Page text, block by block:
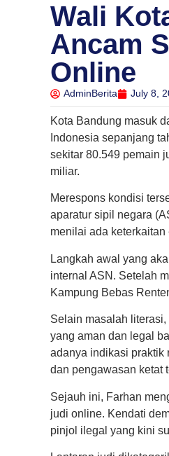
Wali
Ancam
Online
AdminBerita July 8,
Kota Bandung masuk
Indonesia sepanjang
sekitar 80.549 pemain
miliar.
Merespons kondisi
aparatur sipil negara
menilai ada
Langkah awal yang
internal ASN. Setelah
Kampung Bebas
Selain masalah
yang aman dan legal
adanya indikasi praktik
dan pengawasan ketat
Sejauh ini, Farhan
judi online. Kendati
pinjol ilegal yang kini